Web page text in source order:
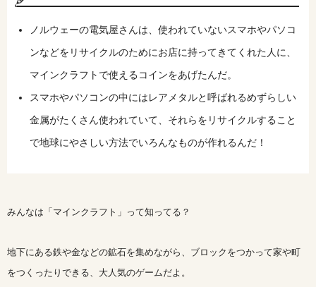
ノルウェーの電気屋さんは、使われていないスマホやパソコ
ンなどをリサイクルのためにお店に持ってきてくれた人に、
マインクラフトで使えるコインをあげたんだ。
スマホやパソコンの中にはレアメタルと呼ばれるめずらしい
金属がたくさん使われていて、それらをリサイクルすること
で地球にやさしい方法でいろんなものが作れるんだ！
みんなは「マインクラフト」って知ってる？
地下にある鉄や金などの鉱石を集めながら、ブロックをつかって家や町
をつくったりできる、大人気のゲームだよ。